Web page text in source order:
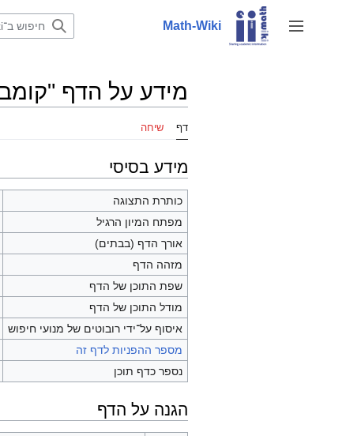
לתוכן
שינוי מצב סרגל צד
Math-Wiki
מידע על הדף
דף שיחה
מידע בסיסי
כותרת התצוגה
מפתח המיון הרגיל
אורך הדף (בבתים)
מזהה הדף
שפת התוכן של הדף
מודל התוכן של הדף
איסוף על־ידי רובוטים של מנועי חיפוש
מספר ההפניות לדף זה
נספר כדף תוכן
הגנה על הדף